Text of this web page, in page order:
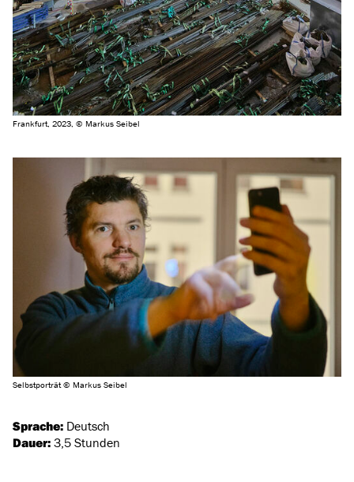
Frankfurt, 2023, © Markus Seibel
Selbstporträt © Markus Seibel
Sprache: Deutsch
Dauer: 3,5 Stunden